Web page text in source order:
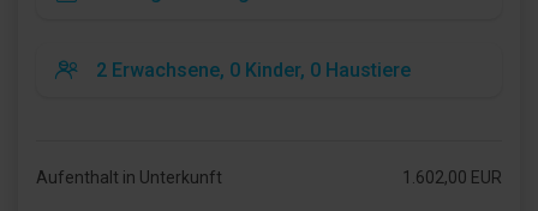
Aufenthalt in Unterkunft 1.602,00 EUR